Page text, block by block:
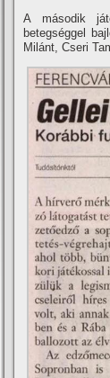
A második
betegséggel
Milánt, Cseri